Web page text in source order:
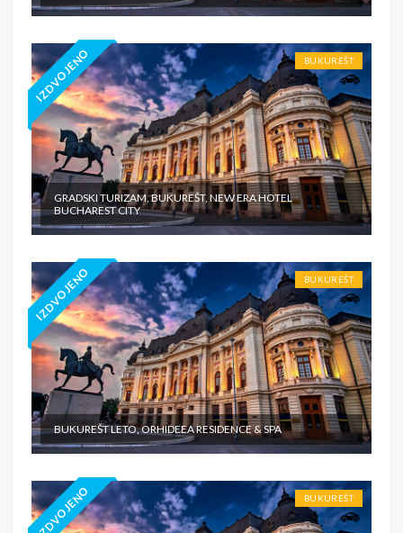
IZDVOJENO BUKUREŠT
GRADSKI TURIZAM, BUKUREŠT, NEW ERA HOTEL
BUCHAREST CITY
IZDVOJENO BUKUREŠT
BUKUREŠT LETO, ORHIDEEA RESIDENCE & SPA
IZDVOJENO BUKUREŠT